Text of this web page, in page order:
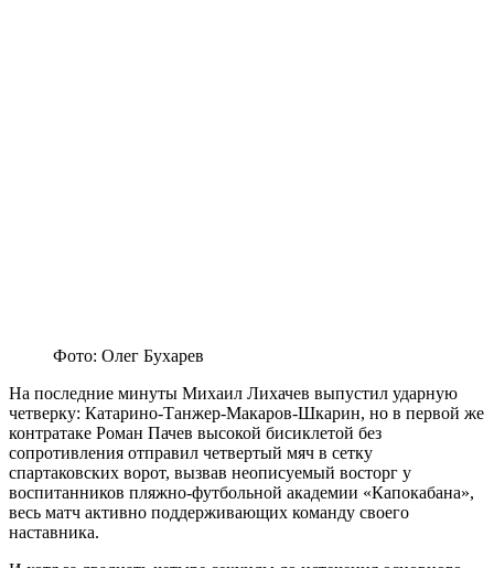
Фото: Олег Бухарев
На последние минуты Михаил Лихачев выпустил ударную
четверку: Катарино-Танжер-Макаров-Шкарин, но в первой же
контратаке Роман Пачев высокой бисиклетой без
сопротивления отправил четвертый мяч в сетку
спартаковских ворот, вызвав неописуемый восторг у
воспитанников пляжно-футбольной академии «Капокабана»,
весь матч активно поддерживающих команду своего
наставника.